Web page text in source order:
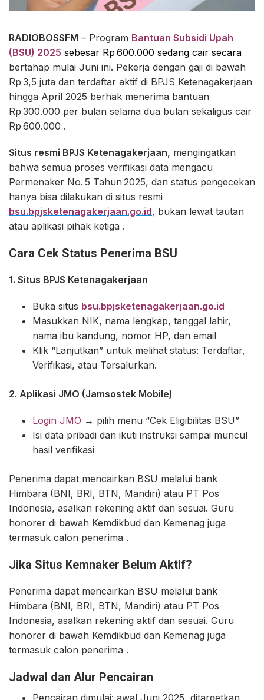
RADIOBOSSFM – Program Bantuan Subsidi Upah
(BSU) 2025 sebesar Rp 600.000 sedang cair secara
bertahap mulai Juni ini. Pekerja dengan gaji di bawah
Rp 3,5 juta dan terdaftar aktif di BPJS Ketenagakerjaan
hingga April 2025 berhak menerima bantuan
Rp 300.000 per bulan selama dua bulan sekaligus cair
Rp 600.000 .
Situs resmi BPJS Ketenagakerjaan, mengingatkan
bahwa semua proses verifikasi data mengacu
Permenaker No. 5 Tahun 2025, dan status pengecekan
hanya bisa dilakukan di situs resmi
bsu.bpjsketenagakerjaan.go.id, bukan lewat tautan
atau aplikasi pihak ketiga .
Cara Cek Status Penerima BSU
1. Situs BPJS Ketenagakerjaan
Buka situs bsu.bpjsketenagakerjaan.go.id
Masukkan NIK, nama lengkap, tanggal lahir,
nama ibu kandung, nomor HP, dan email
Klik “Lanjutkan” untuk melihat status: Terdaftar,
Verifikasi, atau Tersalurkan.
2. Aplikasi JMO (Jamsostek Mobile)
Login JMO → pilih menu “Cek Eligibilitas BSU”
Isi data pribadi dan ikuti instruksi sampai muncul
hasil verifikasi
Penerima dapat mencairkan BSU melalui bank
Himbara (BNI, BRI, BTN, Mandiri) atau PT Pos
Indonesia, asalkan rekening aktif dan sesuai. Guru
honorer di bawah Kemdikbud dan Kemenag juga
termasuk calon penerima .
Jika Situs Kemnaker Belum Aktif?
Penerima dapat mencairkan BSU melalui bank
Himbara (BNI, BRI, BTN, Mandiri) atau PT Pos
Indonesia, asalkan rekening aktif dan sesuai. Guru
honorer di bawah Kemdikbud dan Kemenag juga
termasuk calon penerima .
Jadwal dan Alur Pencairan